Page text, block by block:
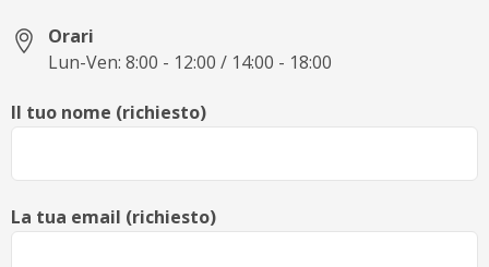
Orari
Lun-Ven: 8:00 - 12:00 / 14:00 - 18:00
Il tuo nome (richiesto)
La tua email (richiesto)